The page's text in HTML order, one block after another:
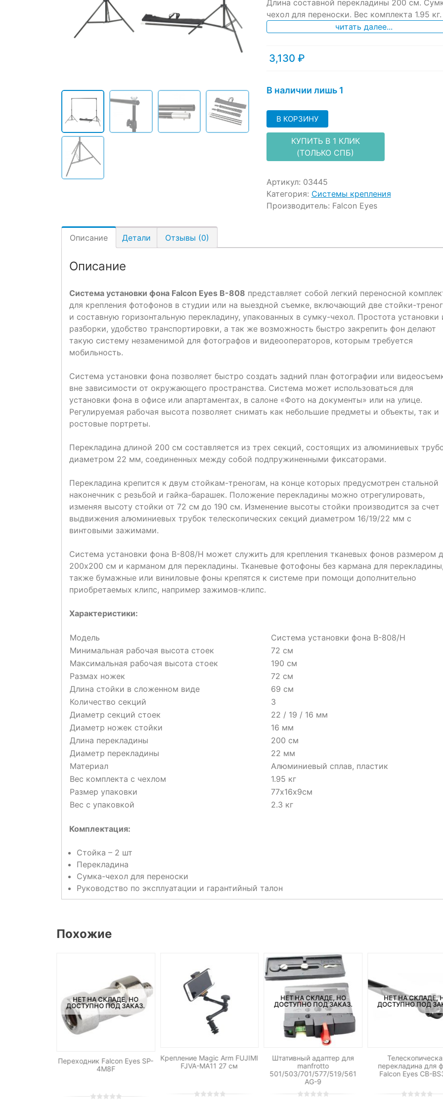
Длина составной перекладины 200 см.
чехол для переноски. Вес комплекта 1.95 кг.
читать далее...
3,130 ₽
В наличии лишь 1
В КОРЗИНУ
КУПИТЬ В 1 КЛИК
(ТОЛЬКО СПБ)
Артикул: 03445
Категория: Системы крепления
Производитель: Falcon Eyes
Описание Детали Отзывы (0)
Описание
Система установки фона Falcon Eyes В-808 представляет собой легкий переносной
для крепления фотофонов в студии или на выездной съемке, включающий две стойки-
и составную горизонтальную перекладину, упакованных в сумку-чехол. Простота установки
разборки, удобство транспортировки, а так же возможность быстро закрепить фон делают
такую систему незаменимой для фотографов и видеооператоров, которым требуется
мобильность.
Система установки фона позволяет быстро создать задний план фотографии или
вне зависимости от окружающего пространства. Система может использоваться для
установки фона в офисе или апартаментах, в салоне «Фото на документы» или на улице.
Регулируемая рабочая высота позволяет снимать как небольшие предметы и объекты, так и
ростовые портреты.
Перекладина длиной 200 см составляется из трех секций, состоящих из алюминиевых
диаметром 22 мм, соединенных между собой подпружиненными фиксаторами.
Перекладина крепится к двум стойкам-треногам, на конце которых предусмотрен стальной
наконечник с резьбой и гайка-барашек. Положение перекладины можно отрегулировать,
изменяя высоту стойки от 72 см до 190 см. Изменение высоты стойки производится за счет
выдвижения алюминиевых трубок телескопических секций диаметром 16/19/22 мм с
винтовыми зажимами.
Система установки фона В-808/H может служить для крепления тканевых фонов размером
200х200 см и карманом для перекладины. Тканевые фотофоны без кармана для
также бумажные или виниловые фоны крепятся к системе при помощи дополнительно
приобретаемых клипс, например зажимов-клипс.
Характеристики:
Модель
Система установки фона В-808/H
Минимальная рабочая высота стоек
72 см
Максимальная рабочая высота стоек
190 см
Размах ножек
72 см
Длина стойки в сложенном виде
69 см
Количество секций
3
Диаметр секций стоек
22 / 19 / 16 мм
Диаметр ножек стойки
16 мм
Длина перекладины
200 см
Диаметр перекладины
22 мм
Материал
Алюминиевый сплав, пластик
Вес комплекта с чехлом
1.95 кг
Размер упаковки
77х16х9см
Вес с упаковкой
2.3 кг
Комплектация:
Стойка – 2 шт
Перекладина
Сумка-чехол для переноски
Руководство по эксплуатации и гарантийный талон
Похожие
НЕТ НА СКЛАДЕ, НО
ДОСТУПНО ПОД ЗАКАЗ.
Переходник Falcon Eyes SP-
4M8F
Крепление Magic Arm FUJIMI
FJVA-MA11 27 см
НЕТ НА СКЛАДЕ, НО
ДОСТУПНО ПОД ЗАКАЗ.
Штативный адаптер для
manfrotto
501/503/701/577/519/561
AG-9
НЕТ НА СКЛАДЕ,
ДОСТУПНО ПОД
перекладина для
Falcon Eyes CB-